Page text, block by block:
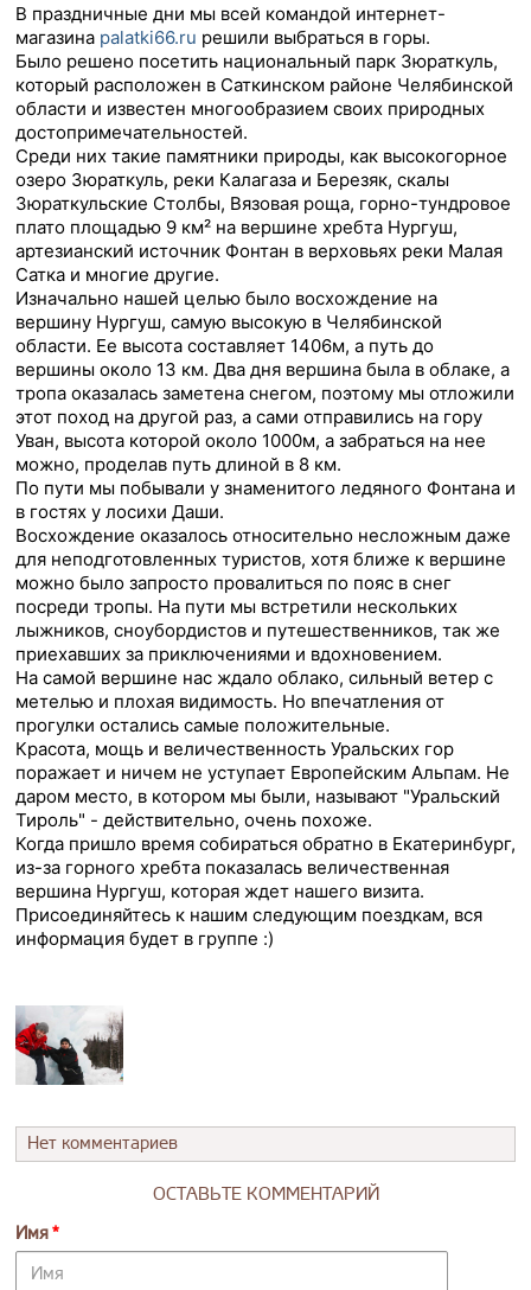
В праздничные дни мы всей командой интернет-
магазина palatki66.ru решили выбраться в горы.
Было решено посетить национальный парк Зюраткуль,
который расположен в Саткинском районе Челябинской
области и известен многообразием своих природных
достопримечательностей.
Среди них такие памятники природы, как высокогорное
озеро Зюраткуль, реки Калагаза и Березяк, скалы
Зюраткульские Столбы, Вязовая роща, горно-тундровое
плато площадью 9 км² на вершине хребта Нургуш,
артезианский источник Фонтан в верховьях реки Малая
Сатка и многие другие.
Изначально нашей целью было восхождение на
вершину Нургуш, самую высокую в Челябинской
области. Ее высота составляет 1406м, а путь до
вершины около 13 км. Два дня вершина была в облаке, а
тропа оказалась заметена снегом, поэтому мы отложили
этот поход на другой раз, а сами отправились на гору
Уван, высота которой около 1000м, а забраться на нее
можно, проделав путь длиной в 8 км.
По пути мы побывали у знаменитого ледяного Фонтана и
в гостях у лосихи Даши.
Восхождение оказалось относительно несложным даже
для неподготовленных туристов, хотя ближе к вершине
можно было запросто провалиться по пояс в снег
посреди тропы. На пути мы встретили нескольких
лыжников, сноубордистов и путешественников, так же
приехавших за приключениями и вдохновением.
На самой вершине нас ждало облако, сильный ветер с
метелью и плохая видимость. Но впечатления от
прогулки остались самые положительные.
Красота, мощь и величественность Уральских гор
поражает и ничем не уступает Европейским Альпам. Не
даром место, в котором мы были, называют "Уральский
Тироль" - действительно, очень похоже.
Когда пришло время собираться обратно в Екатеринбург,
из-за горного хребта показалась величественная
вершина Нургуш, которая ждет нашего визита.
Присоединяйтесь к нашим следующим поездкам, вся
информация будет в группе :)
Нет комментариев
ОСТАВЬТЕ КОММЕНТАРИЙ
Имя